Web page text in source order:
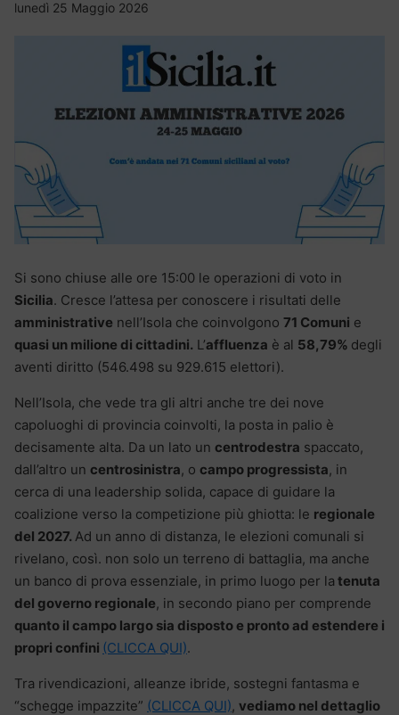
lunedì 25 Maggio 2026
Si sono chiuse alle ore 15:00 le operazioni di voto in
Sicilia. Cresce l’attesa per conoscere i risultati delle
amministrative nell’Isola che coinvolgono 71 Comuni e
quasi un milione di cittadini. L’affluenza è al 58,79% degli
aventi diritto (546.498 su 929.615 elettori).
Nell’Isola, che vede tra gli altri anche tre dei nove
capoluoghi di provincia coinvolti, la posta in palio è
decisamente alta. Da un lato un centrodestra spaccato,
dall’altro un centrosinistra, o campo progressista, in
cerca di una leadership solida, capace di guidare la
coalizione verso la competizione più ghiotta: le regionale
del 2027. Ad un anno di distanza, le elezioni comunali si
rivelano, così. non solo un terreno di battaglia, ma anche
un banco di prova essenziale, in primo luogo per la tenuta
del governo regionale, in secondo piano per comprende
quanto il campo largo sia disposto e pronto ad estendere i
propri confini (CLICCA QUI).
Tra rivendicazioni, alleanze ibride, sostegni fantasma e
“schegge impazzite” (CLICCA QUI), vediamo nel dettaglio